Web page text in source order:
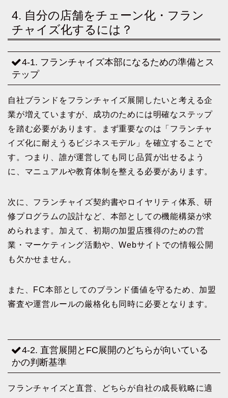
4. 自分の店舗をチェーン化・フラン
チャイズ化するには？
4-1. フランチャイズ本部になるための準備とス
テップ
自社ブランドをフランチャイズ展開したいと考える企
業が増えていますが、成功のためには明確なステップ
を踏む必要があります。まず重要なのは「フランチャ
イズ化に耐えうるビジネスモデル」を確立することで
す。つまり、誰が運営しても同じ品質が出せるよう
に、マニュアルや教育体制を整える必要があります。
次に、フランチャイズ契約書やロイヤリティ体系、研
修プログラムの設計など、本部としての機能構築が求
められます。加えて、初期の加盟店獲得のための営
業・マーケティング活動や、Webサイトでの情報公開
も欠かせません。
また、FC本部としてのブランド価値を守るため、加盟
審査や運営ルールの厳格化も同時に必要となります。
4-2. 直営展開とFC展開のどちらが向いている
かの判断基準
フランチャイズと直営、どちらが自社の成長戦略に適